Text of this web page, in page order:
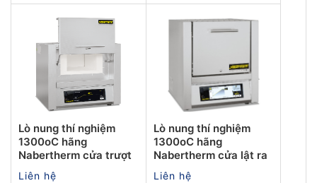
Lò nung thí nghiệm
1300oC hãng
Nabertherm cửa trượt
Liên hệ
Lò nung thí nghiệm
1300oC hãng
Nabertherm cửa lật ra
Liên hệ